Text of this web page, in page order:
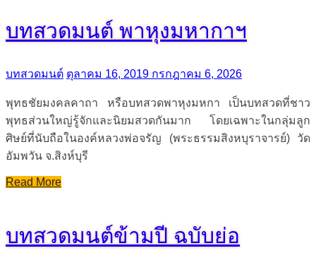
บทสวดมนต์ พาหุงมหากาฯ
บทสวดมนต์ ตุลาคม 16, 2019 กรกฎาคม 6, 2026
พุทธชัยมงคลคาถา หรือบทสวดพาหุงมหกา เป็นบทสวดที่ชาว
พุทธส่วนใหญ่รู้จักและนิยมสวดกันมาก โดยเฉพาะในกลุ่มลูก
ศิษย์ที่นับถือในองค์หลวงพ่อจรัญ (พระธรรมสิงหบุราจารย์) วัด
อัมพวัน จ.สิงห์บุรี
Read More
บทสวดมนต์ข้ามปี ฉบับย่อ